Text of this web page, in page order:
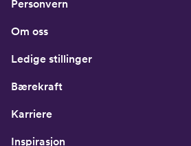
Personvern
Om oss
Ledige stillinger
Bærekraft
Karriere
Inspirasjon